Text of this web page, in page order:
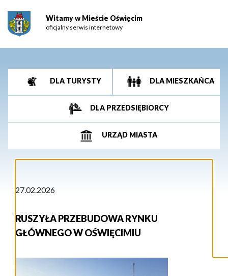
Witamy w Mieście Oświęcim
oficjalny serwis internetowy
DLA TURYSTY DLA MIESZKAŃCA
DLA PRZEDSIĘBIORCY
URZĄD MIASTA
27.02.2026
RUSZYŁA PRZEBUDOWA RYNKU
GŁÓWNEGO W OŚWIĘCIMIU